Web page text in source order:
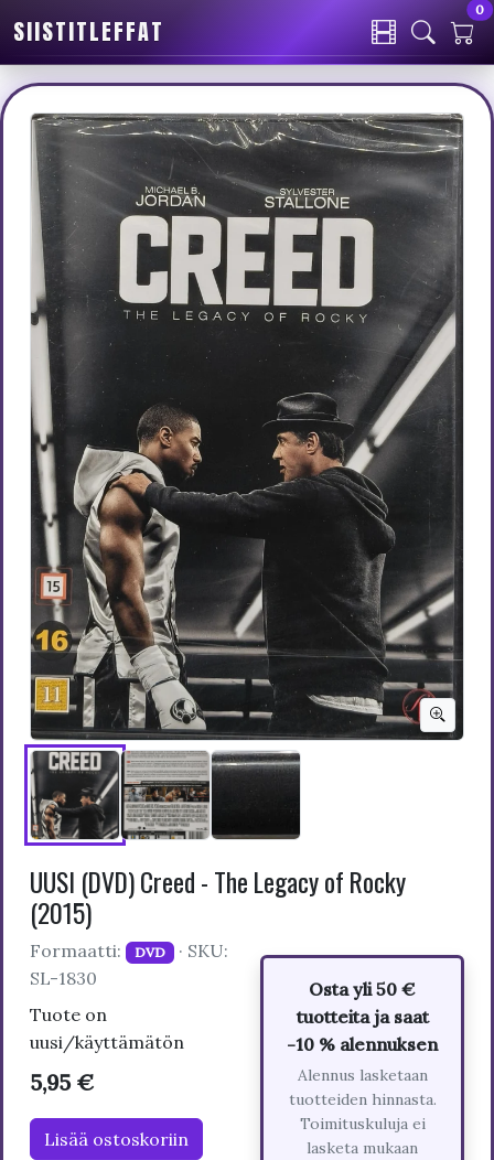
SIISTITLEFFAT
0
UUSI (DVD) Creed - The Legacy of Rocky
(2015)
Formaatti: DVD · SKU:
SL-1830
Tuote on
uusi/käyttämätön
5,95 €
Lisää ostoskoriin
Osta yli 50 €
tuotteita ja saat
-10 % alennuksen
Alennus lasketaan
tuotteiden hinnasta.
Toimituskuluja ei
lasketa mukaan